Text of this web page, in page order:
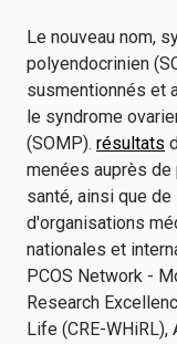
Le nouveau nom,
polyendocrinien
susmentionnés et
le syndrome
(SOMP). résultats
menées auprès
santé, ainsi que
d'organisations
nationales et
PCOS Network -
Research
Life (CRE-WHiRL),